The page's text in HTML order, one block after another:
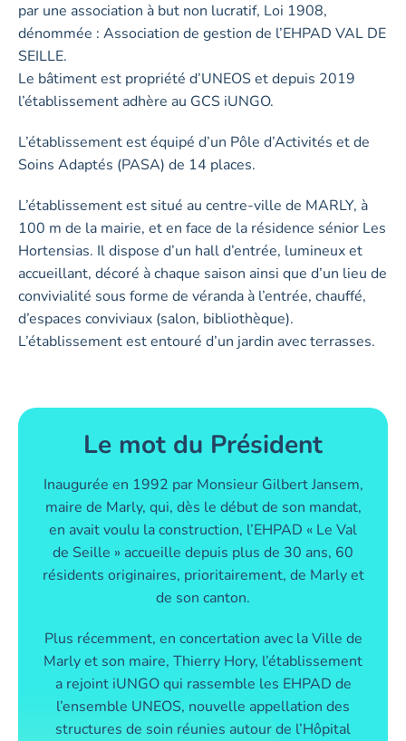
par une association à but non lucratif, Loi 1908,
dénommée : Association de gestion de l’EHPAD VAL DE
SEILLE.
Le bâtiment est propriété d’UNEOS et depuis 2019
l’établissement adhère au GCS iUNGO.
L’établissement est équipé d’un Pôle d’Activités et de
Soins Adaptés (PASA) de 14 places.
L’établissement est situé au centre-ville de MARLY, à
100 m de la mairie, et en face de la résidence sénior Les
Hortensias. Il dispose d’un hall d’entrée, lumineux et
accueillant, décoré à chaque saison ainsi que d’un lieu de
convivialité sous forme de véranda à l’entrée, chauffé,
d’espaces conviviaux (salon, bibliothèque).
L’établissement est entouré d’un jardin avec terrasses.
Le mot du Président
Inaugurée en 1992 par Monsieur Gilbert Jansem,
maire de Marly, qui, dès le début de son mandat,
en avait voulu la construction, l’EHPAD « Le Val
de Seille » accueille depuis plus de 30 ans, 60
résidents originaires, prioritairement, de Marly et
de son canton.
Plus récemment, en concertation avec la Ville de
Marly et son maire, Thierry Hory, l’établissement
a rejoint iUNGO qui rassemble les EHPAD de
l’ensemble UNEOS, nouvelle appellation des
structures de soin réunies autour de l’Hôpital